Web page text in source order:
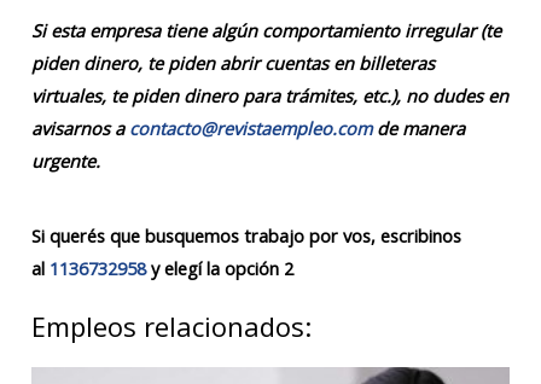
Si esta empresa tiene algún comportamiento irregular (te
piden dinero, te piden abrir cuentas en billeteras
virtuales, te piden dinero para trámites, etc.), no dudes en
avisarnos a contacto@revistaempleo.comde manera
urgente.
Si querés que busquemos trabajo por vos, escribinos
al 1136732958y elegí la opción 2
Empleos relacionados: